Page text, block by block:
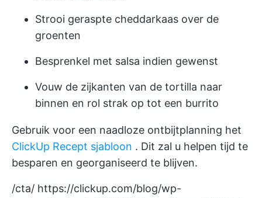
Strooi geraspte cheddarkaas over de
groenten
Besprenkel met salsa indien gewenst
Vouw de zijkanten van de tortilla naar
binnen en rol strak op tot een burrito
Gebruik voor een naadloze ontbijtplanning het
ClickUp Recept sjabloon . Dit zal u helpen tijd te
besparen en georganiseerd te blijven.
/cta/ https://clickup.com/blog/wp-